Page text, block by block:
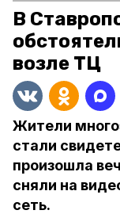
В
возле ТЦ
Жители
стали
произошла
сняли на
сеть.